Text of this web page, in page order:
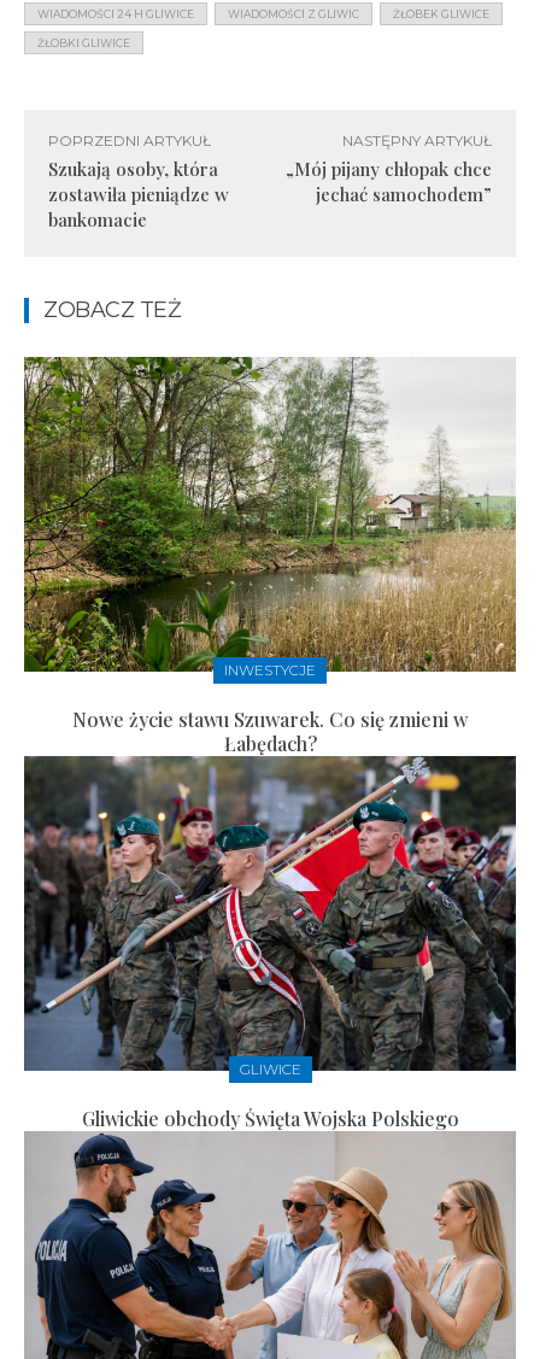
WIADOMOŚCI 24 H GLIWICE WIADOMOŚCI Z GLIWIC ŻŁOBEK GLIWICE
ŻŁOBKI GLIWICE
POPRZEDNI ARTYKUŁ
Szukają osoby, która
zostawiła pieniądze w
bankomacie
NASTĘPNY ARTYKUŁ
„Mój pijany chłopak chce
jechać samochodem”
ZOBACZ TEŻ
INWESTYCJE
Nowe życie stawu Szuwarek. Co się zmieni w
Łabędach?
GLIWICE
Gliwickie obchody Święta Wojska Polskiego